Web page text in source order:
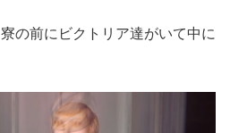
の前にビクトリア達がいて中に